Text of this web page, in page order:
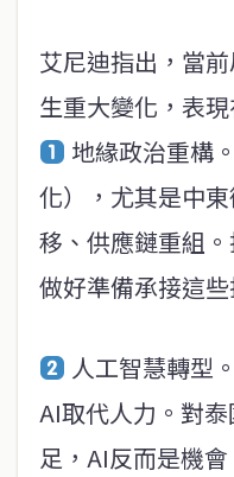
艾尼迪指出，當
生重大變化，表現
地緣政治重構
化），尤其是中
移、供應鏈重組
做好準備承接這
人工智慧轉型
AI取代人力。對
足，AI反而是機